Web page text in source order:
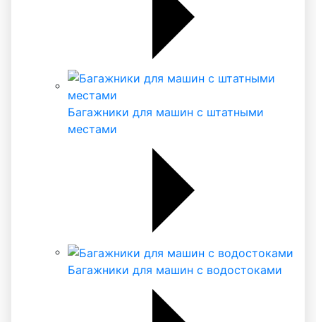
Багажники для машин с штатными
местами
Багажники для машин с водостоками